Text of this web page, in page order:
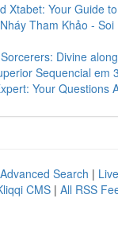
Xtabet: Your Guide
Tham Khảo -
Divine
Sequencial em
Your Questions
Advanced Search | Live
CMS | All RSS